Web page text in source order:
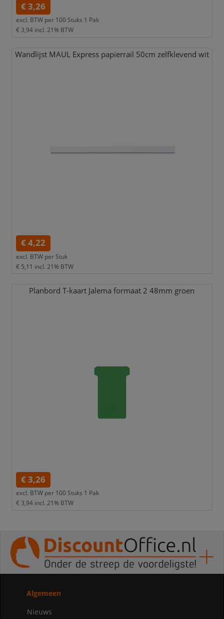
€ 3,26
excl. BTW per 100 Stuks 1 Pak
€ 3,94 incl. 21% BTW
Wandlijst MAUL Express papierrail 50cm zelfklevend wit
€ 4,22
excl. BTW per Stuk
€ 5,11 incl. 21% BTW
Planbord T-kaart Jalema formaat 2 48mm groen
€ 3,26
excl. BTW per 100 Stuks 1 Pak
€ 3,94 incl. 21% BTW
Algemeen
Nieuws